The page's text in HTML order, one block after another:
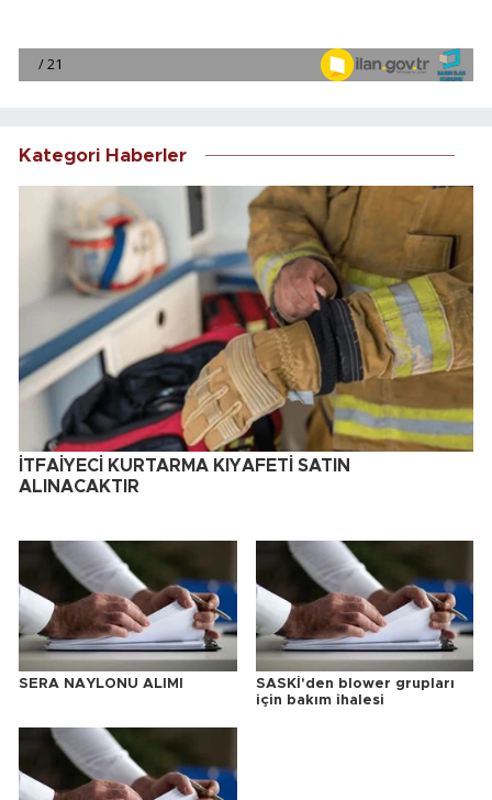
Kategori Haberler
İTFAİYECİ KURTARMA KIYAFETİ SATIN
ALINACAKTIR
SERA NAYLONU ALIMI
SASKİ'den blower grupları
için bakım ihalesi